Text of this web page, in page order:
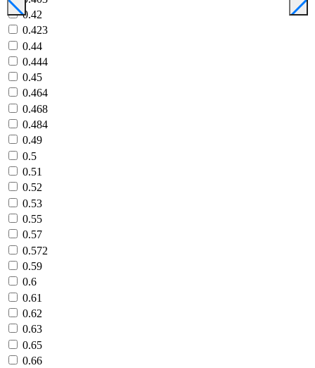
0.42
0.423
0.44
0.444
0.45
0.464
0.468
0.484
0.49
0.5
0.51
0.52
0.53
0.55
0.57
0.572
0.59
0.6
0.61
0.62
0.63
0.65
0.66